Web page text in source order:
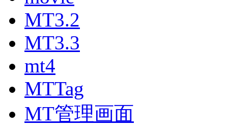
MT3.2
MT3.3
mt4
MTTag
MT管理画面